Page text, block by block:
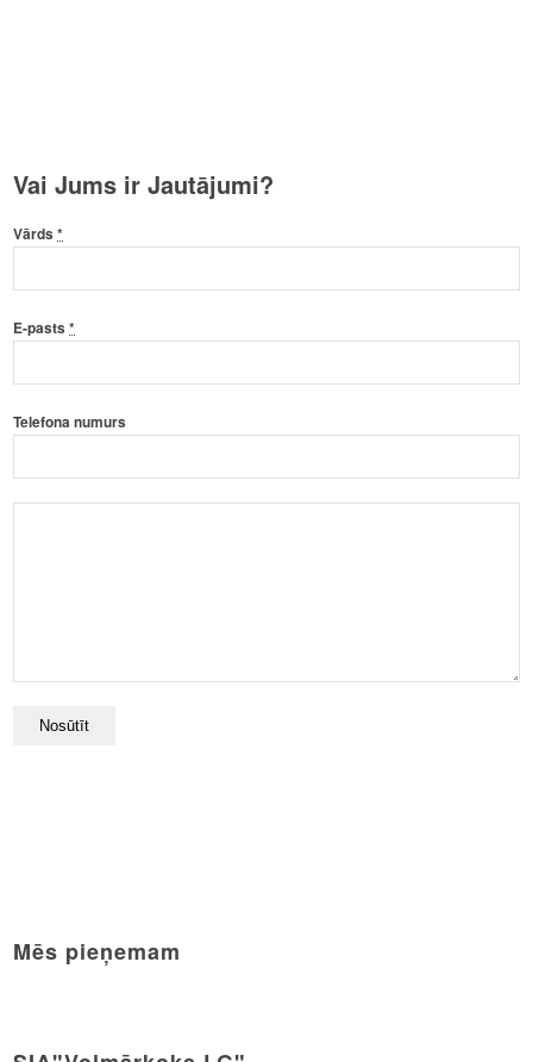
Vai Jums ir Jautājumi?
Vārds*
E-pasts*
Telefona numurs
Mēs pieņemam